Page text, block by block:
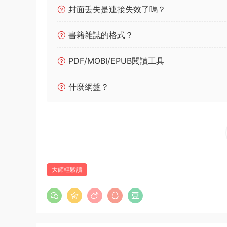
封面丢失是連接失效了嗎？
書籍雜誌的格式？
PDF/MOBI/EPUB閱讀工具
什麼網盤？
大師輕鬆讀